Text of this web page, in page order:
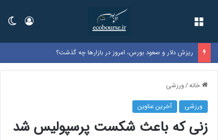
ورود
ریزش دلار و صعود بورس، امروز در بازارها چه گذشت؟
خانه/ورزشی
ورزشی آخرین عناوین
زنی که باعث شکست پرسپولیس شد